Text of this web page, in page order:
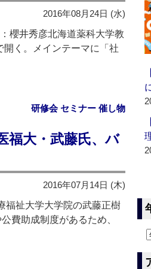
2016年08月24日 (水)
櫻井秀彦北海道薬科大学教
く。メインテーマに「社
研修会 セミナー 催し物
福大・武藤氏、バ
2016年07月14日 (木)
福祉大学大学院の武藤正樹
費助成制度があるため、